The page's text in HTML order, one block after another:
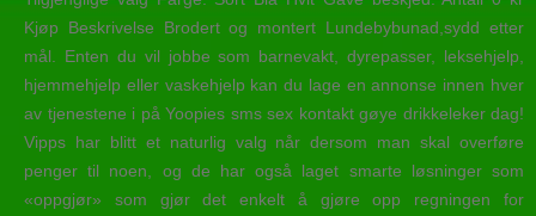
Kjøp Beskrivelse Brodert og montert Lundebybunad,sydd etter
mål. Enten du vil jobbe som barnevakt, dyrepasser, leksehjelp,
hjemmehjelp eller vaskehjelp kan du lage en annonse innen hver
av tjenestene i på Yoopies sms sex kontakt gøye drikkeleker dag!
Vipps har blitt et naturlig valg når dersom man skal overføre
penger til noen, og de har også laget smarte løsninger som
«oppgjør» som gjør det enkelt å gjøre opp regningen for